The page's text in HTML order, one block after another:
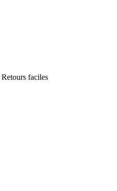
Retours faciles